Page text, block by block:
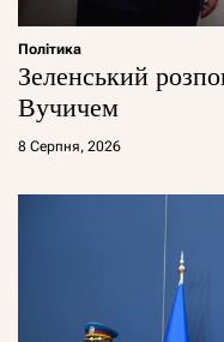
Політика
Зеленський
Вучичем
8 Серпня, 2026